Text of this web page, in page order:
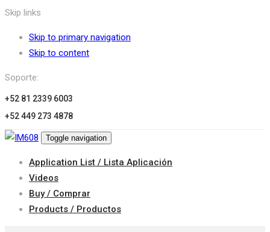
Skip links
Skip to primary navigation
Skip to content
Soporte:
+52 81 2339 6003
+52 449 273 4878
Toggle navigation
Application List / Lista Aplicación
Videos
Buy / Comprar
Products / Productos